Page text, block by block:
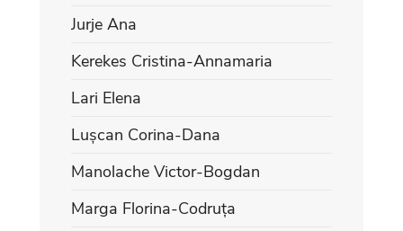
Jurje Ana
Kerekes Cristina-Annamaria
Lari Elena
Lușcan Corina-Dana
Manolache Victor-Bogdan
Marga Florina-Codruța